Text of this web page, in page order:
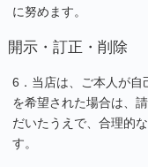
に努めます。
開示・訂正・削除
6．当店は、ご本人が自
を希望された場合は、
だいたうえで、合理的
す。